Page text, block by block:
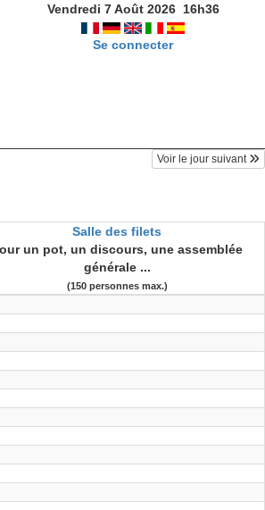
Vendredi 7 Août 2026 16h36
Se connecter
Voir le jour suivant
Salle des filets
un pot, un discours, une assemblée
générale ...
(150 personnes max.)